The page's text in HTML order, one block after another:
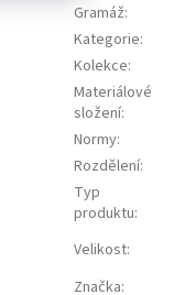
Gramáž:
Kategorie:
Kolekce:
Materiálové
složení:
Normy:
Rozdělení:
Typ
produktu:
Velikost:
Značka: